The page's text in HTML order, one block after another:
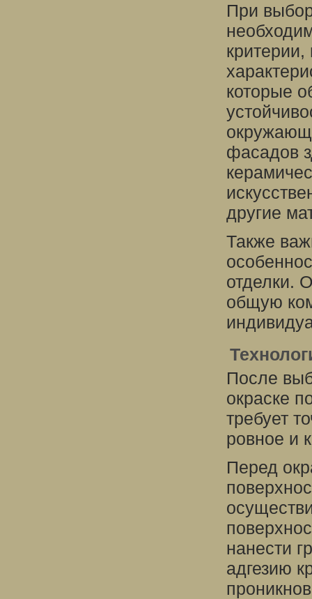
При
которые
фасадов
другие
Также
отделки.
общую
После
окраске
требует
ровное и
Перед
нанести
адгезию